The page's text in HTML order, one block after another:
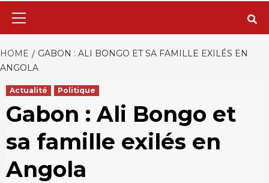
HOME
GABON : ALI BONGO ET SA FAMILLE EXILÉS EN
ANGOLA
Actualité Politique
Gabon : Ali Bongo et
sa famille exilés en
Angola